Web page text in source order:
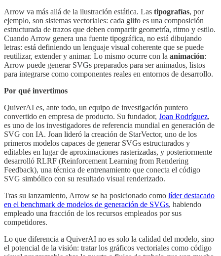
Arrow va más allá de la ilustración estática. Las tipografías, por
ejemplo, son sistemas vectoriales: cada glifo es una composición
estructurada de trazos que deben compartir geometría, ritmo y estilo.
Cuando Arrow genera una fuente tipográfica, no está dibujando
letras: está definiendo un lenguaje visual coherente que se puede
reutilizar, extender y animar. Lo mismo ocurre con la animación:
Arrow puede generar SVGs preparados para ser animados, listos
para integrarse como componentes reales en entornos de desarrollo.
Por qué invertimos
QuiverAI es, ante todo, un equipo de investigación puntero
convertido en empresa de producto. Su fundador, Joan Rodríguez,
es uno de los investigadores de referencia mundial en generación de
SVG con IA. Joan lideró la creación de StarVector, uno de los
primeros modelos capaces de generar SVGs estructurados y
editables en lugar de aproximaciones rasterizadas, y posteriormente
desarrolló RLRF (Reinforcement Learning from Rendering
Feedback), una técnica de entrenamiento que conecta el código
SVG simbólico con su resultado visual renderizado.
Tras su lanzamiento, Arrow se ha posicionado como líder destacado
en el benchmark de modelos de generación de SVGs, habiendo
empleado una fracción de los recursos empleados por sus
competidores.
Lo que diferencia a QuiverAI no es solo la calidad del modelo, sino
el potencial de la visión: tratar los gráficos vectoriales como código